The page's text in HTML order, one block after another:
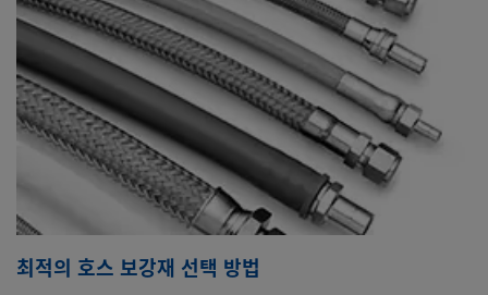
최적의 호스 보강재 선택 방법